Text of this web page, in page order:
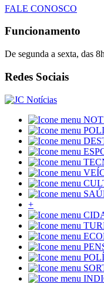
FALE CONOSCO
Funcionamento
De segunda a sexta, das
Redes Sociais
+